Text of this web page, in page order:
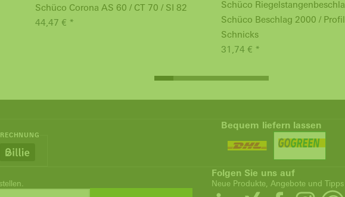
Schüco Corona AS 60 / CT 70 / SI 82
44,47 € *
Schüco
Schüco Beschlag 2000 /
Schnicks
31,74 € *
Bequem liefern lassen
Folgen Sie uns auf
Neue Produkte, Angebote und Tipps